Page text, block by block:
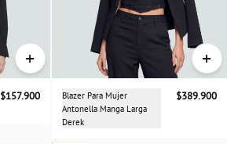
+
$157.900
+
Blazer Para Mujer
Antonella Manga Larga
Derek
$389.900